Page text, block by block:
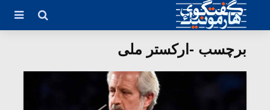
برچسب -ارکستر ملی